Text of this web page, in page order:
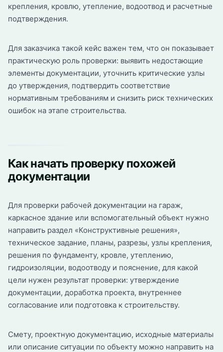
крепления, кровлю, утепление, водоотвод и расчетные
подтверждения.
Для заказчика такой кейс важен тем, что он показывает
практическую роль проверки: выявить недостающие
элементы документации, уточнить критические узлы
до утверждения, подтвердить соответствие
нормативным требованиям и снизить риск технических
ошибок на этапе строительства.
Как начать проверку похожей
документации
Для проверки рабочей документации на гараж,
каркасное здание или вспомогательный объект нужно
направить раздел «Конструктивные решения»,
техническое задание, планы, разрезы, узлы крепления,
решения по фундаменту, кровле, утеплению,
гидроизоляции, водоотводу и пояснение, для какой
цели нужен результат проверки: утверждение
документации, доработка проекта, внутреннее
согласование или подготовка к строительству.
Смету, проектную документацию, исходные материалы
или описание ситуации по объекту можно направить на